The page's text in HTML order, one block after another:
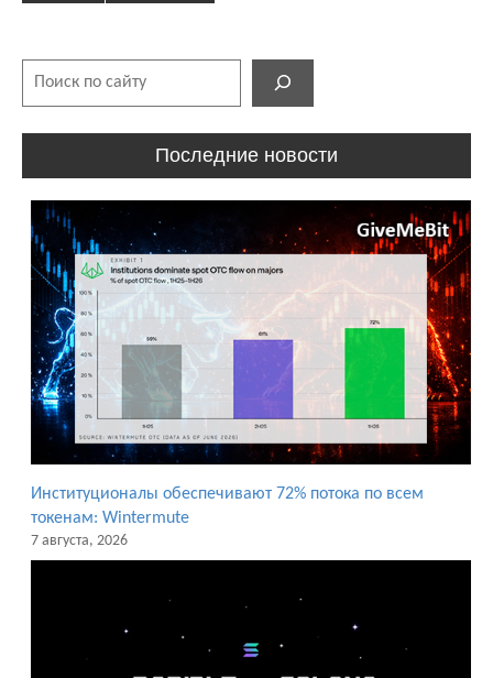
Последние новости
Институционалы обеспечивают 72% потока по всем
токенам: Wintermute
7 августа, 2026